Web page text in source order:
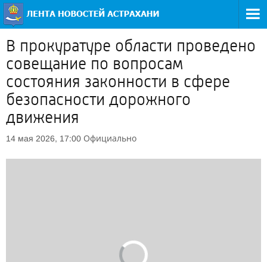
В прокуратуре области проведено
совещание по вопросам
состояния законности в сфере
безопасности дорожного
движения
14 мая 2026, 17:00 Официально